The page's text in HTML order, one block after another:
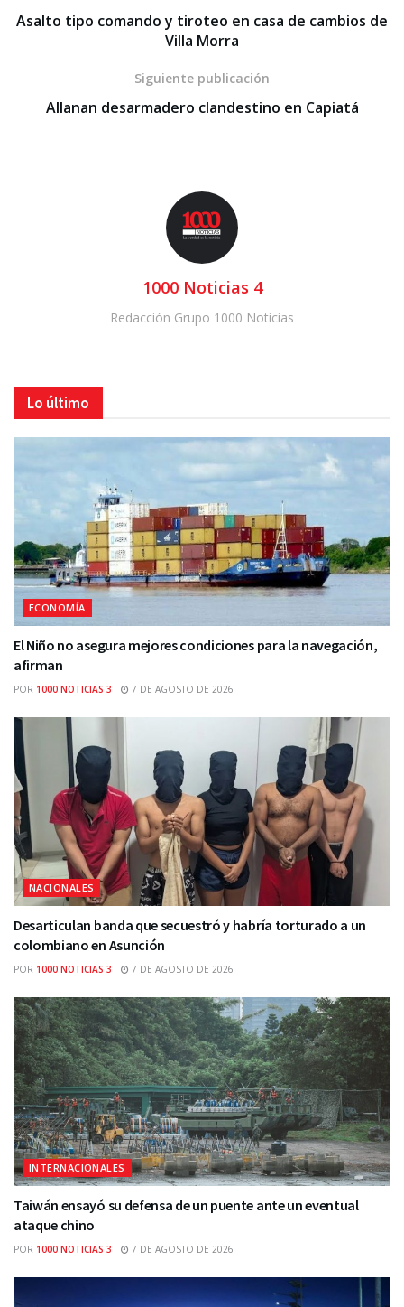
Asalto tipo comando y tiroteo en casa de cambios de
Villa Morra
Siguiente publicación
Allanan desarmadero clandestino en Capiatá
1000 Noticias 4
Redacción Grupo 1000 Noticias
Lo último
ECONOMÍA
El Niño no asegura mejores condiciones para la navegación,
afirman
POR 1000 NOTICIAS 3 7 DE AGOSTO DE 2026
NACIONALES
Desarticulan banda que secuestró y habría torturado a un
colombiano en Asunción
POR 1000 NOTICIAS 3 7 DE AGOSTO DE 2026
INTERNACIONALES
Taiwán ensayó su defensa de un puente ante un eventual
ataque chino
POR 1000 NOTICIAS 3 7 DE AGOSTO DE 2026